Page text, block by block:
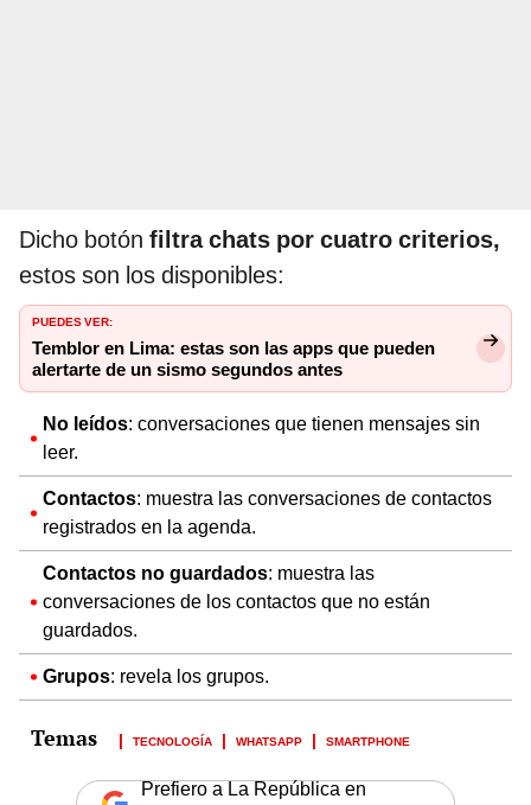
Dicho botón filtra chats por cuatro criterios,
estos son los disponibles:
PUEDES VER:
Temblor en Lima: estas son las apps que pueden
alertarte de un sismo segundos antes
No leídos: conversaciones que tienen mensajes sin
leer.
Contactos: muestra las conversaciones de contactos
registrados en la agenda.
Contactos no guardados: muestra las
conversaciones de los contactos que no están
guardados.
Grupos: revela los grupos.
TECNOLOGÍA WHATSAPP SMARTPHONE
Prefiero a La República en